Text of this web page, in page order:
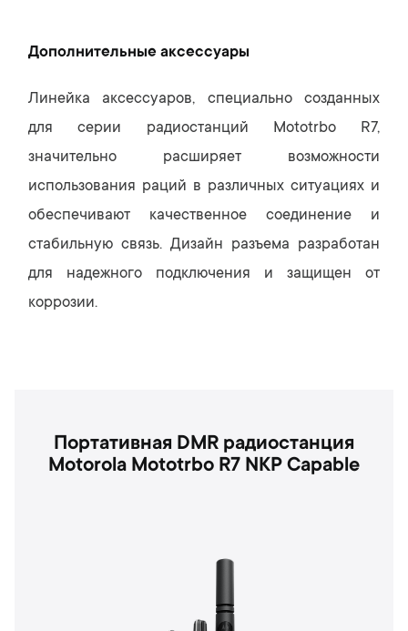
Дополнительные аксессуары
Линейка аксессуаров, специально созданных
для серии радиостанций Mototrbo R7,
значительно расширяет возможности
использования раций в различных ситуациях и
обеспечивают качественное соединение и
стабильную связь. Дизайн разъема разработан
для надежного подключения и защищен от
коррозии.
Портативная DMR радиостанция
Motorola Mototrbo R7 NKP Capable